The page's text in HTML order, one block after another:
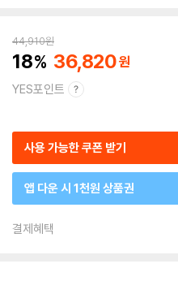
44,910원
18 36,820
YES포인트
사용 가능한 쿠폰 받기
앱 다운 시 1천원 상품권
결제혜택